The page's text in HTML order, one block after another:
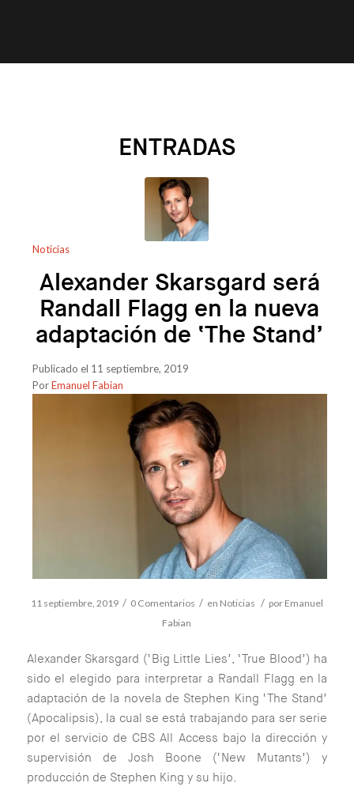
ENTRADAS
Noticias
Alexander Skarsgard será
Randall Flagg en la nueva
adaptación de ‘The Stand’
Publicado el 11 septiembre, 2019
PorEmanuel Fabian
11 septiembre, 2019 / 0 Comentarios / en Noticias / por Emanuel
Fabian
Alexander Skarsgard (‘Big Little Lies’, ‘True Blood’) ha
sido el elegido para interpretar a Randall Flagg en la
adaptación de la novela de Stephen King ‘The Stand’
(Apocalipsis), la cual se está trabajando para ser serie
por el servicio de CBS All Access bajo la dirección y
supervisión de Josh Boone (‘New Mutants’) y
producción de Stephen King y su hijo.